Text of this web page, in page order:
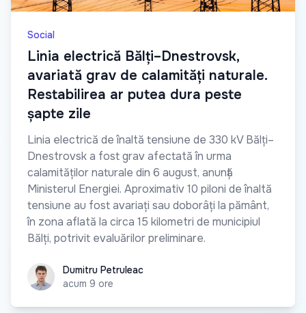
Social
Linia electrică Bălți–Dnestrovsk,
avariată grav de calamități naturale.
Restabilirea ar putea dura peste
șapte zile
Linia electrică de înaltă tensiune de 330 kV Bălți–
Dnestrovsk a fost grav afectată în urma
calamităților naturale din 6 august, anunță
Ministerul Energiei. Aproximativ 10 piloni de înaltă
tensiune au fost avariați sau doborâți la pământ,
în zona aflată la circa 15 kilometri de municipiul
Bălți, potrivit evaluărilor preliminare.
Dumitru Petruleac
Dumitru Petruleac
acum 9 ore